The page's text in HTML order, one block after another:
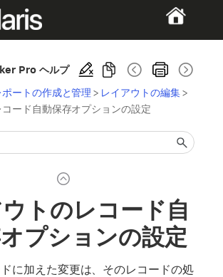
Pro ヘルプ
ートの作成と管理 > レイアウトの編集>
ード自動保存オプションの設定
トのレコード自
プションの設定
に加えた変更は、そのレコードの処